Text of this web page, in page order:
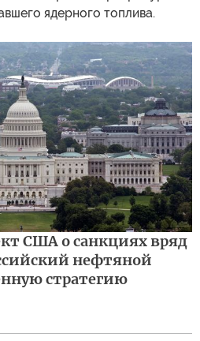
ядерного топлива.
США о санкциях вряд
нефтяной
стратегию